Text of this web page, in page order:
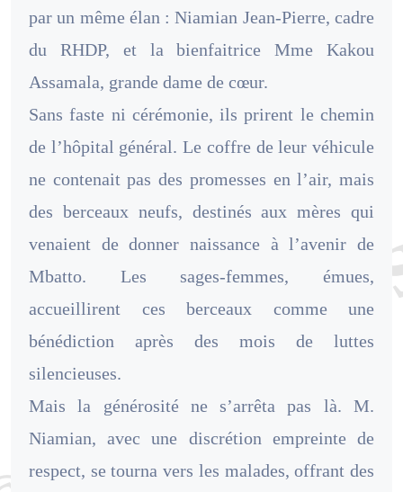
par un même élan : Niamian Jean-Pierre, cadre
du RHDP, et la bienfaitrice Mme Kakou
Assamala, grande dame de cœur.
Sans faste ni cérémonie, ils prirent le chemin
de l’hôpital général. Le coffre de leur véhicule
ne contenait pas des promesses en l’air, mais
des berceaux neufs, destinés aux mères qui
venaient de donner naissance à l’avenir de
Mbatto. Les sages-femmes, émues,
accueillirent ces berceaux comme une
bénédiction après des mois de luttes
silencieuses.
Mais la générosité ne s’arrêta pas là. M.
Niamian, avec une discrétion empreinte de
respect, se tourna vers les malades, offrant des